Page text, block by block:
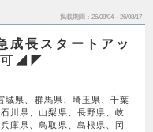
掲載期間 26/08/04～26/08/17
長スタートアッ
可◢◤
城県、群馬県、埼玉県、千葉
川県、山梨県、長野県、岐
庫県、鳥取県、島根県、岡